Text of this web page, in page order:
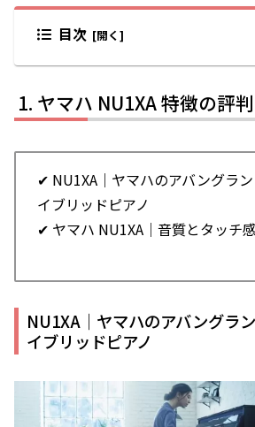
目次
ヤマハ NU1XA 特徴の評
✔ NU1XA｜ヤマハのアバングラ
イブリッドピアノ
✔ ヤマハ NU1XA｜音質とタッチ
NU1XA｜ヤマハのアバングラ
イブリッドピアノ